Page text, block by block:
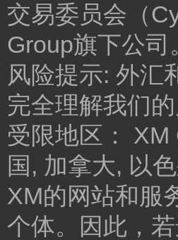
交易委员会（
Group旗下公司
风险提示: 外汇
完全理解我们的
受限地区：
国, 加拿大, 以
XM的网站和服
个体。因此，